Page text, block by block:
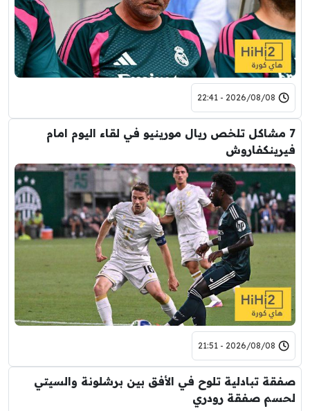
2026/08/08 - 22:41
7 مشاكل تلخص ريال مورينيو في لقاء اليوم امام
فيرينكفاروش
2026/08/08 - 21:51
صفقة تبادلية تلوح في الأفق بين برشلونة والسيتي
لحسم صفقة رودري